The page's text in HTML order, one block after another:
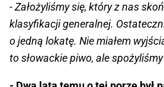
- Założyliśmy się, który z nas
klasyfikacji generalnej.
o jedną lokatę. Nie miałem
to słowackie piwo, ale